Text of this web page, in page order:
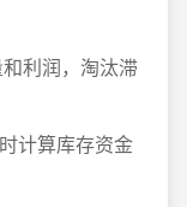
利润，淘汰滞
计算库存资金